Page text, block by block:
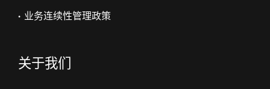
• 业务连续性管理政策
关于我们